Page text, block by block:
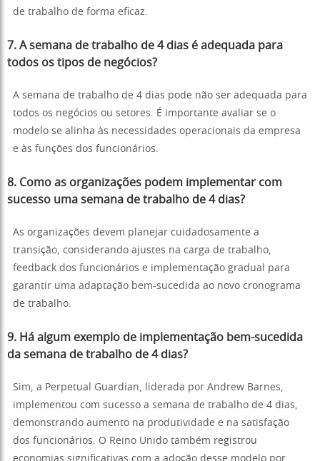
de trabalho de forma eficaz.
7. A semana de trabalho de 4 dias é adequada para
todos os tipos de negócios?
A semana de trabalho de 4 dias pode não ser adequada para
todos os negócios ou setores. É importante avaliar se o
modelo se alinha às necessidades operacionais da empresa
e às funções dos funcionários.
8. Como as organizações podem implementar com
sucesso uma semana de trabalho de 4 dias?
As organizações devem planejar cuidadosamente a
transição, considerando ajustes na carga de trabalho,
feedback dos funcionários e implementação gradual para
garantir uma adaptação bem-sucedida ao novo cronograma
de trabalho.
9. Há algum exemplo de implementação bem-sucedida
da semana de trabalho de 4 dias?
Sim, a Perpetual Guardian, liderada por Andrew Barnes,
implementou com sucesso a semana de trabalho de 4 dias,
demonstrando aumento na produtividade e na satisfação
dos funcionários. O Reino Unido também registrou
economias significativas com a adoção desse modelo por